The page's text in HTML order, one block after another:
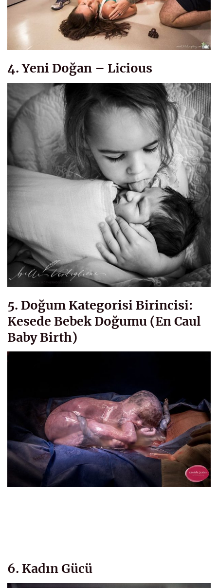
4. Yeni Doğan – Licious
5. Doğum Kategorisi Birincisi:
Kesede Bebek Doğumu (En Caul
Baby Birth)
6. Kadın Gücü